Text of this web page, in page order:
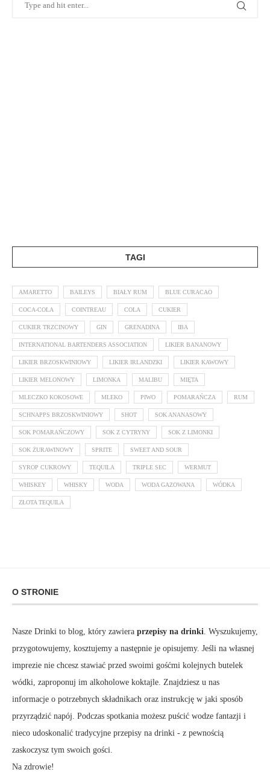
TAGI
AMARETTO BAILEYS BIAŁY RUM BLUE CURACAO
COCA-COLA COINTREAU COLA CUKIER
CUKIER TRZCINOWY GIN GRENADINA IBA
INTERNATIONAL BARTENDERS ASSOCIATION LIKIER BANANOWY
LIKIER BRZOSKWINIOWY LIKIER IRLANDZKI LIKIER KAWOWY
LIKIER MELONOWY LIMONKA MALIBU MIĘTA
MLECZKO KOKOSOWE MLEKO PIWO POMARAŃCZA RUM
SCHNAPPS BRZOSKWINIOWY SHOT SOK ANANASOWY
SOK POMARAŃCZOWY SOK Z CYTRYNY SOK Z LIMONKI
SOK ŻURAWINOWY SPRITE SWEET AND SOUR
SYROP CUKROWY TEQUILA TRIPLE SEC WERMUT
WHISKEY WHISKY WODA WODA GAZOWANA WÓDKA
ZŁOTA TEQUILA
O STRONIE
Nasze Drinki to blog, który zawiera przepisy na drinki. Wyszukujemy,
przygotowujemy, kosztujemy a następnie je opisujemy. Jeśli na własnej
imprezie nie chcesz stawiać przed swoimi gośćmi kolejnych butelek
wódki, zaproponuj im alkoholowe koktajle. Znajdziesz u nas
informacje o potrzebnych składnikach oraz instrukcję w jaki sposób
przyrządzić napój. Podczas spotkania możesz puścić wodze fantazji i
nieco udoskonalić tradycyjne przepisy na drinki - z pewnością
zaskoczysz tym swoich gości.
Na zdrowie!